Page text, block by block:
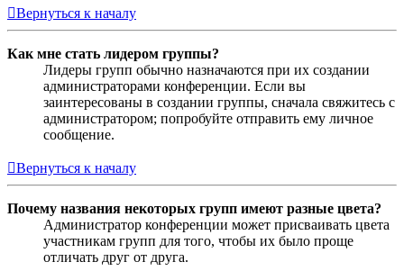
Вернуться к началу
Как мне стать лидером группы?
Лидеры групп обычно назначаются при их создании
администраторами конференции. Если вы
заинтересованы в создании группы, сначала свяжитесь с
администратором; попробуйте отправить ему личное
сообщение.
Вернуться к началу
Почему названия некоторых групп имеют разные цвета?
Администратор конференции может присваивать цвета
участникам групп для того, чтобы их было проще
отличать друг от друга.